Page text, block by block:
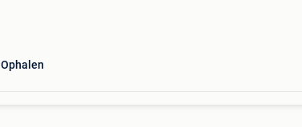
Ophalen